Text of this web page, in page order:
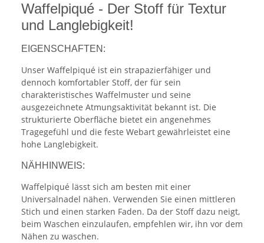
Waffelpiqué - Der Stoff für Textur
und Langlebigkeit!
EIGENSCHAFTEN:
Unser Waffelpiqué ist ein strapazierfähiger und
dennoch komfortabler Stoff, der für sein
charakteristisches Waffelmuster und seine
ausgezeichnete Atmungsaktivität bekannt ist. Die
strukturierte Oberfläche bietet ein angenehmes
Tragegefühl und die feste Webart gewährleistet eine
hohe Langlebigkeit.
NÄHHINWEIS:
Waffelpiqué lässt sich am besten mit einer
Universalnadel nähen. Verwenden Sie einen mittleren
Stich und einen starken Faden. Da der Stoff dazu neigt,
beim Waschen einzulaufen, empfehlen wir, ihn vor dem
Nähen zu waschen.